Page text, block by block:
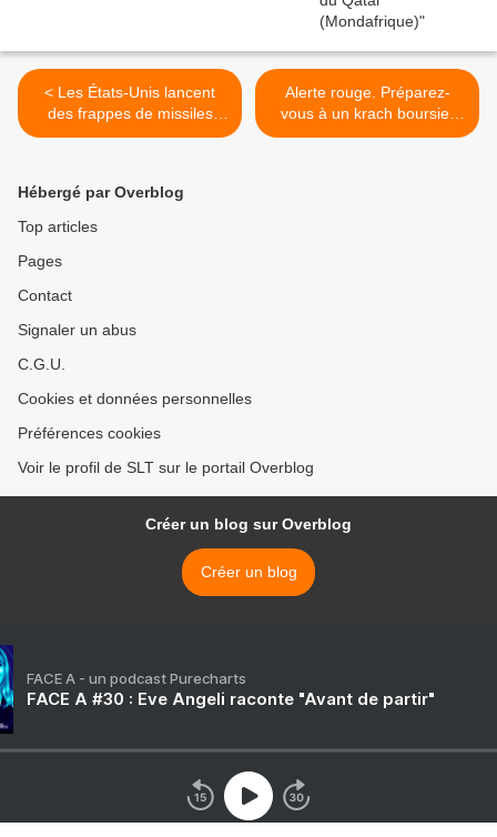
< Les États-Unis lancent
des frappes de missiles
contre le Yémen (WSWS)
Alerte rouge. Préparez-
vous à un krach boursier
sévère, avertit HSBC
Hébergé par Overblog
Top articles
Pages
Contact
Signaler un abus
C.G.U.
Cookies et données personnelles
Préférences cookies
Voir le profil de SLT sur le portail Overblog
Créer un blog sur Overblog
Créer un blog
FACE A - un podcast Purecharts
FACE A #30 : Eve Angeli raconte "Avant de partir"